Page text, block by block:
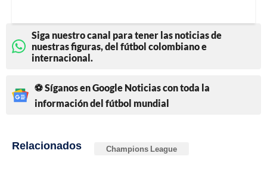
Siga nuestro canal para tener las noticias de
nuestras figuras, del fútbol colombiano e
internacional.
⚽ Síganos en Google Noticias con toda la
información del fútbol mundial
Relacionados Champions League